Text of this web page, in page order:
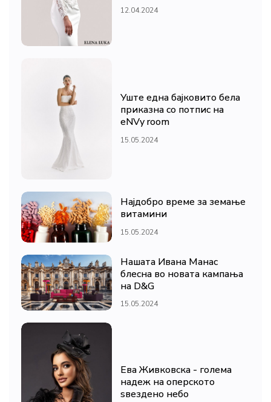
12.04.2024
Уште една бајковито бела
приказна со потпис на
eNVy room
15.05.2024
Најдобро време за земање
витамини
15.05.2024
Нашата Ивана Манас
блесна во новата кампања
на D&G
15.05.2024
Ева Живковска - голема
надеж на оперското
ѕвездено небо